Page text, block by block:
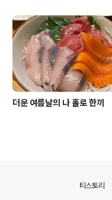
더운 여름날의 나 홀로 한끼
티스토리